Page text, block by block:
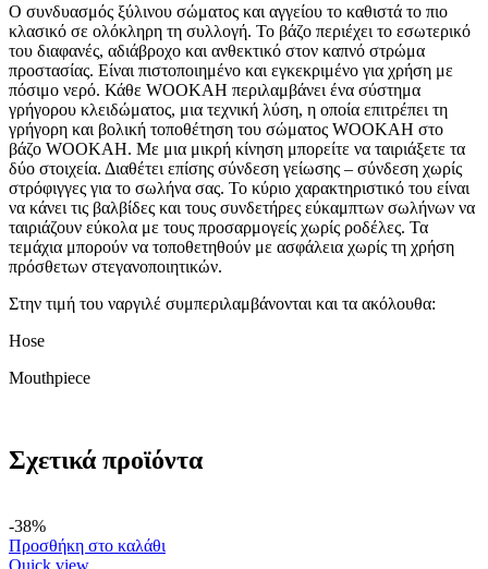
Ο συνδυασμός ξύλινου σώματος και αγγείου το καθιστά το πιο
κλασικό σε ολόκληρη τη συλλογή. Το βάζο περιέχει το εσωτερικό
του διαφανές, αδιάβροχο και ανθεκτικό στον καπνό στρώμα
προστασίας. Είναι πιστοποιημένο και εγκεκριμένο για χρήση με
πόσιμο νερό. Κάθε WOOKAH περιλαμβάνει ένα σύστημα
γρήγορου κλειδώματος, μια τεχνική λύση, η οποία επιτρέπει τη
γρήγορη και βολική τοποθέτηση του σώματος WOOKAH στο
βάζο WOOKAH. Με μια μικρή κίνηση μπορείτε να ταιριάξετε τα
δύο στοιχεία. Διαθέτει επίσης σύνδεση γείωσης – σύνδεση χωρίς
στρόφιγγες για το σωλήνα σας. Το κύριο χαρακτηριστικό του είναι
να κάνει τις βαλβίδες και τους συνδετήρες εύκαμπτων σωλήνων να
ταιριάζουν εύκολα με τους προσαρμογείς χωρίς ροδέλες. Τα
τεμάχια μπορούν να τοποθετηθούν με ασφάλεια χωρίς τη χρήση
πρόσθετων στεγανοποιητικών.
Στην τιμή του ναργιλέ συμπεριλαμβάνονται και τα ακόλουθα:
Hose
Mouthpiece
Σχετικά προϊόντα
-38%
Προσθήκη στο καλάθι